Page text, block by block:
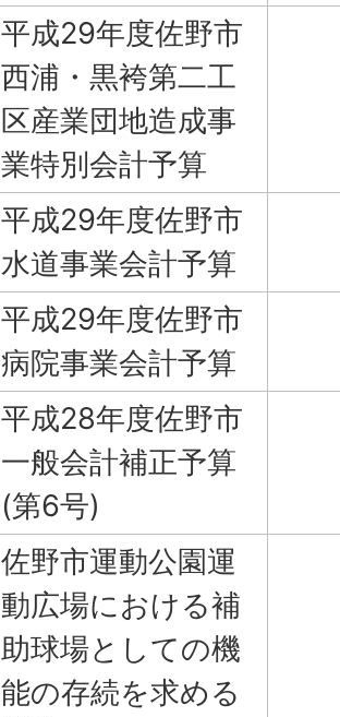
平成29年度佐野市
西浦・黒袴第二工
区産業団地造成事
業特別会計予算
平成29年度佐野市
水道事業会計予算
平成29年度佐野市
病院事業会計予算
平成28年度佐野市
一般会計補正予算
(第6号)
佐野市運動公園運
動広場における補
助球場としての機
能の存続を求める